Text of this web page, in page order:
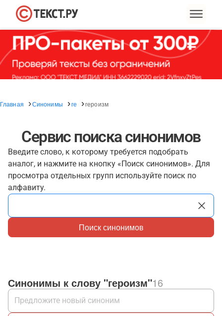
Главная Синонимы ге героизм
Сервис поиска синонимов
Введите слово, к которому требуется подобрать
аналог, и нажмите на кнопку «Поиск синонимов». Для
просмотра отдельных групп используйте поиск по
алфавиту.
Поиск синонимов
Синонимы к слову "героизм"16